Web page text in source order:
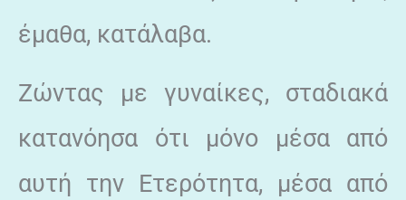
έμαθα, κατάλαβα.
Ζώντας με γυναίκες, σταδιακά
κατανόησα ότι μόνο μέσα από
αυτή την Ετερότητα, μέσα από